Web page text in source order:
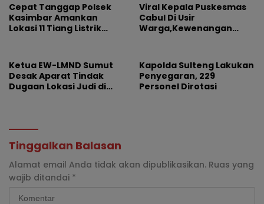
Cepat Tanggap Polsek
Kasimbar Amankan
Lokasi 11 Tiang Listrik
Viral Kepala Puskesmas
Cabul Di Usir
Warga,Kewenangan
Dipertanyakan
Ketua EW-LMND Sumut
Desak Aparat Tindak
Dugaan Lokasi Judi di
Kapolda Sulteng Lakukan
Penyegaran, 229
Personel Dirotasi
Tinggalkan Balasan
Alamat email Anda tidak akan dipublikasikan. Ruas yang
wajib ditandai *